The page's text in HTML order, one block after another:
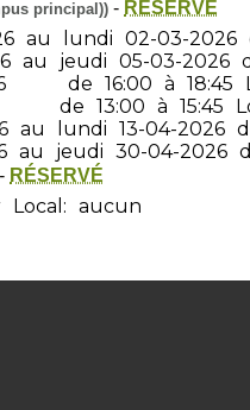
principal)) - RÉSERVÉ
au lundi 02-03-2026
au jeudi 05-03-2026
de 16:00 à 18:45
de 13:00 à 15:45
au lundi 13-04-2026
au jeudi 30-04-2026
- RÉSERVÉ
Local: aucun